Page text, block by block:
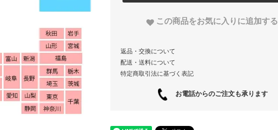
この商品をお気に入りに追加する
返品・交換について
配送・送料について
特定商取引法に基づく表記
お電話からのご注文も承ります